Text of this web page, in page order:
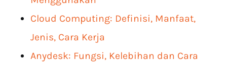
Cloud Computing: Definisi, Manfaat,
Jenis, Cara Kerja
Anydesk: Fungsi, Kelebihan dan Cara